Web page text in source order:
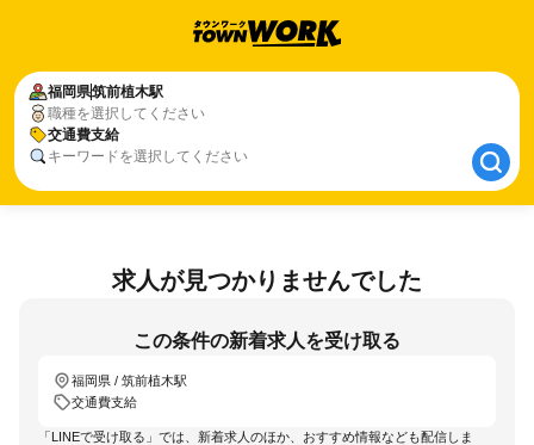
福岡県筑前植木駅
職種を選択してください
交通費支給
キーワードを選択してください
福岡県筑前植木駅
交通費支給
求人が見つかりませんでした
この条件の新着求人を受け取る
福岡県 / 筑前植木駅
交通費支給
「LINEで受け取る」では、新着求人のほか、おすすめ情報なども配信しま